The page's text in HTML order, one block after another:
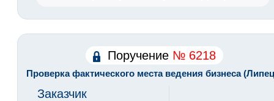
Поручение № 6218
Проверка фактического места ведения бизнеса
Заказчик